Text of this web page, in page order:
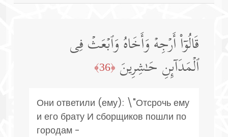
قَالُوۤا۟ أَرۡجِهۡ وَأَخَاهُ وَٱبۡعَثۡ فِی
ٱلۡمَدَاۤىِٕنِ حَـٰشِرِینَ ﴿36﴾
Они ответили (ему): \"Отсрочь ему
и его брату И сборщиков пошли по
городам -